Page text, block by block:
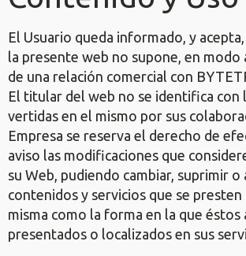
El Usuario queda informado, y
la presente web no supone, en modo
de una relación comercial con
El titular del web no se identifica con
vertidas en el mismo por sus
Empresa se reserva el derecho de
aviso las modificaciones que
su Web, pudiendo cambiar, suprimir
contenidos y servicios que se presten
misma como la forma en la que éstos
presentados o localizados en sus